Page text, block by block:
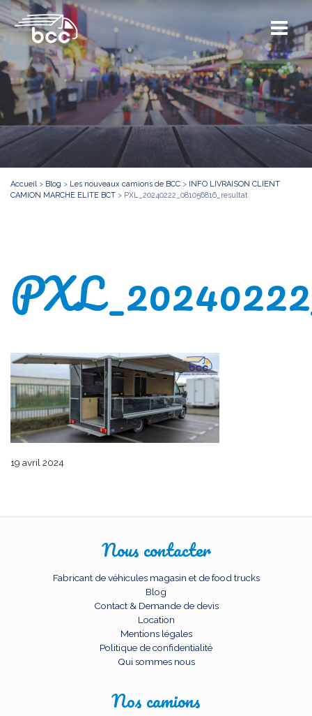
Accueil> Blog > Les nouveaux camions de BCC > INFO LIVRAISON CLIENT
CAMION MARCHE ELITE BCT > PXL_20240222_081056816_resultat
19 avril 2024
Nous contacter
Fabricant de véhicules magasin et de food trucks
Blog
Contact & Demande de devis
Location
Mentions légales
Politique de confidentialité
Qui sommes nous
Nos camions